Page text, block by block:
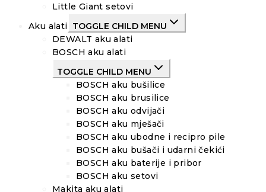
Little Giant setovi
Aku alati TOGGLE CHILD MENU
DEWALT aku alati
BOSCH aku alati
TOGGLE CHILD MENU
BOSCH aku bušilice
BOSCH aku brusilice
BOSCH aku odvijači
BOSCH aku mješači
BOSCH aku ubodne i recipro pile
BOSCH aku bušači i udarni čekići
BOSCH aku baterije i pribor
BOSCH aku setovi
Makita aku alati